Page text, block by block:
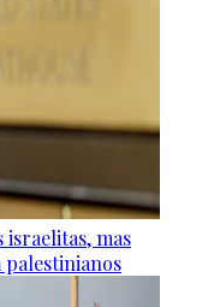
israelitas, mas
palestinianos